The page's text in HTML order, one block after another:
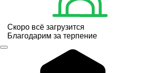
Скоро всё загрузится
Благодарим за терпение